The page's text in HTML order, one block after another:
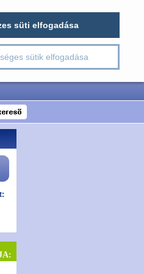
×
süti elfogadása
sütik elfogadása